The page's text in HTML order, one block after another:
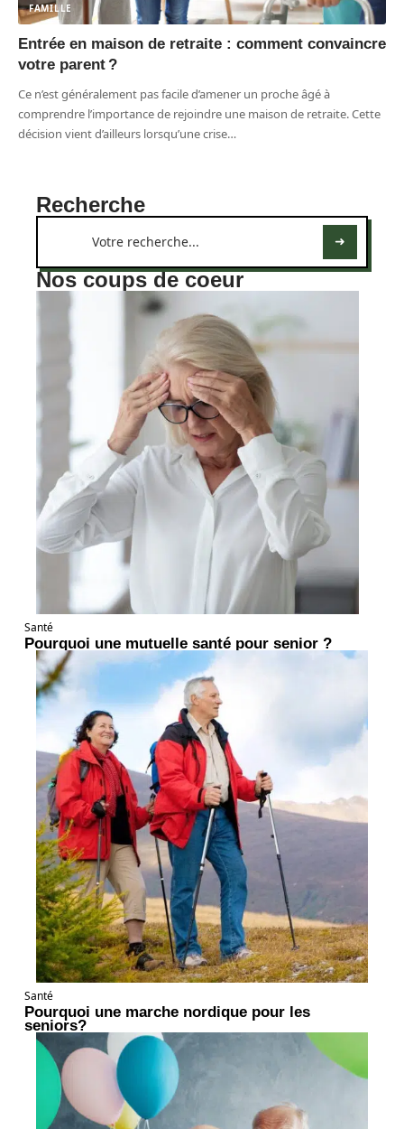
FAMILLE
Entrée en maison de retraite : comment convaincre
votre parent ?
Ce n’est généralement pas facile d’amener un proche âgé à
comprendre l’importance de rejoindre une maison de retraite. Cette
décision vient d’ailleurs lorsqu’une crise…
Recherche
Nos coups de coeur
Santé
Pourquoi une mutuelle santé pour senior ?
Santé
Pourquoi une marche nordique pour les
seniors?